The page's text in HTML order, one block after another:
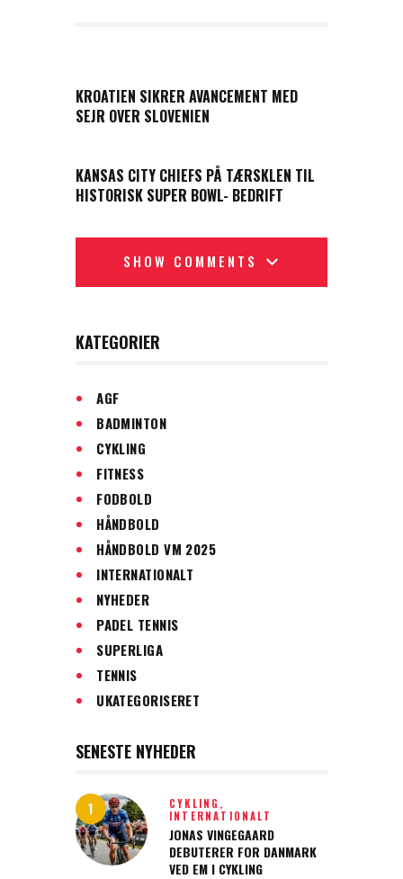
KROATIEN SIKRER AVANCEMENT MED
SEJR OVER SLOVENIEN
KANSAS CITY CHIEFS PÅ TÆRSKLEN TIL
HISTORISK SUPER BOWL- BEDRIFT
SHOW COMMENTS
KATEGORIER
AGF
BADMINTON
CYKLING
FITNESS
FODBOLD
HÅNDBOLD
HÅNDBOLD VM 2025
INTERNATIONALT
NYHEDER
PADEL TENNIS
SUPERLIGA
TENNIS
UKATEGORISERET
SENESTE NYHEDER
CYKLING,
INTERNATIONALT
JONAS VINGEGAARD
DEBUTERER FOR DANMARK
VED EM I CYKLING